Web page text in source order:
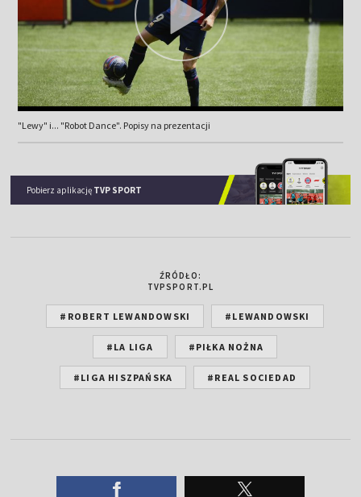
"Lewy" i... "Robot Dance". Popisy na prezentacji
Pobierz aplikację TVP SPORT
ŹRÓDŁO:
TVPSPORT.PL
#ROBERT LEWANDOWSKI #LEWANDOWSKI
#LA LIGA #PIŁKA NOŻNA
#LIGA HISZPAŃSKA #REAL SOCIEDAD